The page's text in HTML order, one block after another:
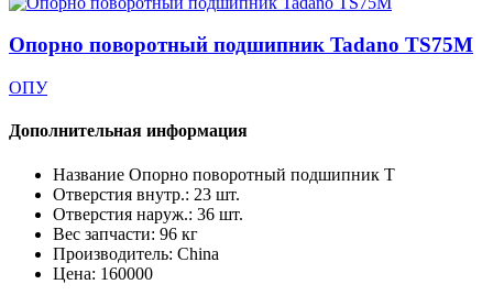
Опорно поворотный подшипник Tadano TS75M
ОПУ
Дополнительная информация
Название Опорно поворотный подшипник T
Отверстия внутр.: 23 шт.
Отверстия наруж.: 36 шт.
Вес запчасти: 96 кг
Производитель: China
Цена: 160000